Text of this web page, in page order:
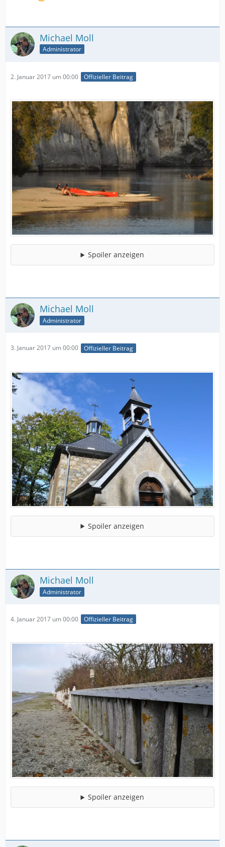
Michael Moll
Administrator
2. Januar 2017 um 00:00 Offizieller Beitrag
Spoiler anzeigen
Michael Moll
Administrator
3. Januar 2017 um 00:00 Offizieller Beitrag
Spoiler anzeigen
Michael Moll
Administrator
4. Januar 2017 um 00:00 Offizieller Beitrag
Spoiler anzeigen